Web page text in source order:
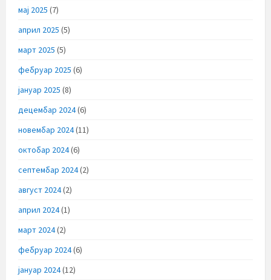
мај 2025 (7)
април 2025 (5)
март 2025 (5)
фебруар 2025 (6)
јануар 2025 (8)
децембар 2024(6)
новембар 2024(11)
октобар 2024(6)
септембар 2024(2)
август 2024(2)
април 2024(1)
март 2024(2)
фебруар 2024(6)
јануар 2024(12)